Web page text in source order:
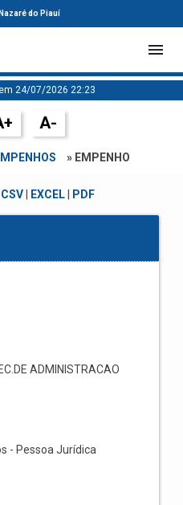
do Piauí
24/07/2026 22:23
A-
» EMPENHO
CSV| EXCEL| PDF
ADMINISTRACAO
- Pessoa Jurídica